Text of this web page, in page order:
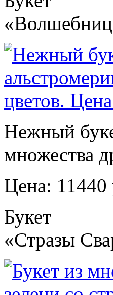
Нежный
множества
Цена: 11440
Букет
«Стразы